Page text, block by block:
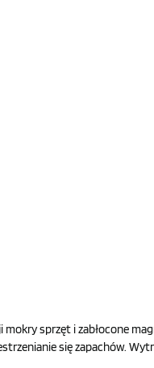
mokry sprzęt i zabłocone
się zapachów.